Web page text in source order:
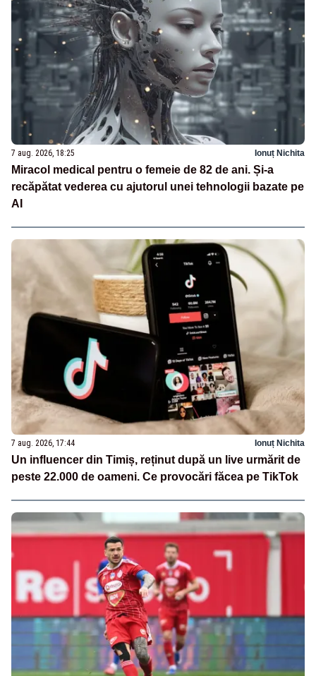
7 aug. 2026, 18:25 Ionuț Nichita
Miracol medical pentru o femeie de 82 de ani. Și-a
recăpătat vederea cu ajutorul unei tehnologii bazate pe
AI
7 aug. 2026, 17:44 Ionuț Nichita
Un influencer din Timiș, reținut după un live urmărit de
peste 22.000 de oameni. Ce provocări făcea pe TikTok